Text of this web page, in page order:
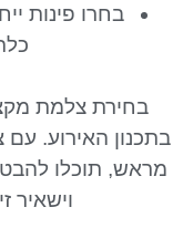
בחרו פינות
בחירת צלמת
בתכנון האירוע.
מראש, תוכלו
וישאיר